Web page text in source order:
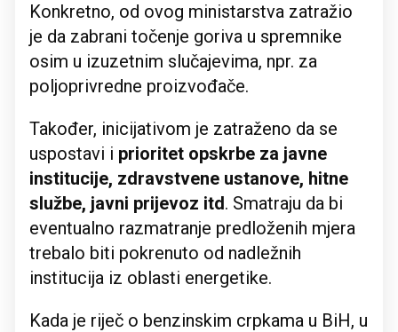
Konkretno, od ovog ministarstva zatražio
je da zabrani točenje goriva u spremnike
osim u izuzetnim slučajevima, npr. za
poljoprivredne proizvođače.
Također, inicijativom je zatraženo da se
uspostavi i prioritet opskrbe za javne
institucije, zdravstvene ustanove, hitne
službe, javni prijevoz itd. Smatraju da bi
eventualno razmatranje predloženih mjera
trebalo biti pokrenuto od nadležnih
institucija iz oblasti energetike.
Kada je riječ o benzinskim crpkama u BiH, u